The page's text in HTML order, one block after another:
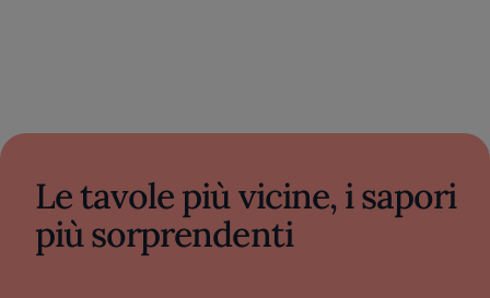
Le tavole più vicine, i sapori
più sorprendenti